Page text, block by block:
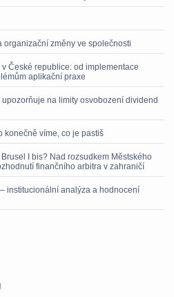
organizační změny ve společnosti
České republice: od implementace
aplikační praxe
na limity osvobození dividend
konečně víme, co je pastiš
I bis? Nad rozsudkem Městského
finančního arbitra v zahraničí
institucionální analýza a hodnocení